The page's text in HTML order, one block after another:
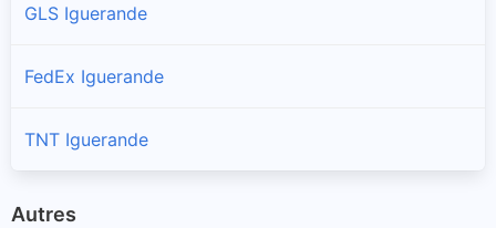
GLS Iguerande
FedEx Iguerande
TNT Iguerande
Autres